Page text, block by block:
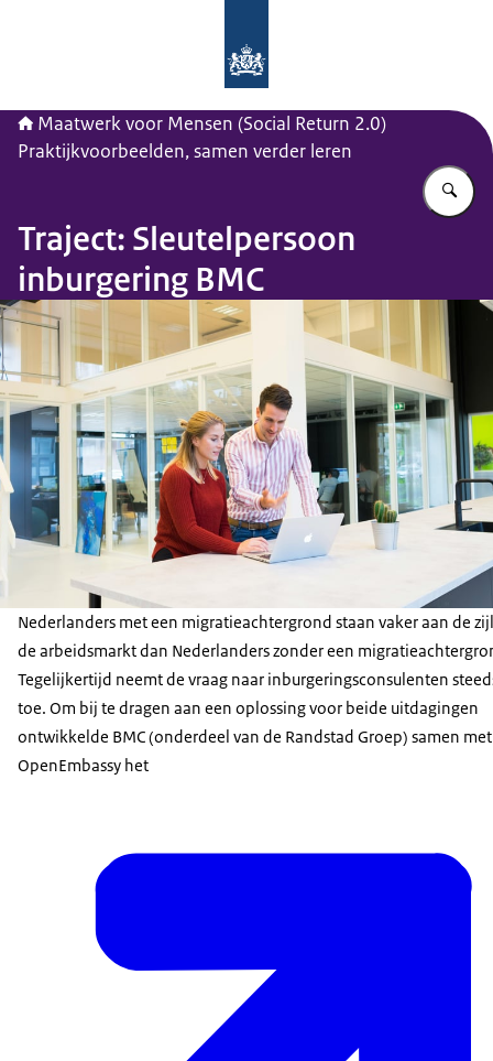
Maatwerk voor Mensen (Social Return 2.0)
Praktijkvoorbeelden, samen verder leren
Traject: Sleutelpersoon
inburgering BMC
Nederlanders met een migratieachtergrond staan vaker aan de
de arbeidsmarkt dan Nederlanders zonder een
Tegelijkertijd neemt de vraag naar inburgeringsconsulenten
toe. Om bij te dragen aan een oplossing voor beide uitdagingen
ontwikkelde BMC (onderdeel van de Randstad Groep) samen met
OpenEmbassy het